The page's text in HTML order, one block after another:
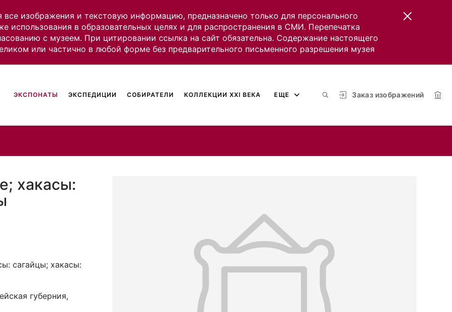
изображения и текстовую информацию, предназначено только для персонального
использования в образовательных целях и для распространения в СМИ. Перепечатка
с музеем. При цитировании ссылка на сайт обязательна. Содержание настоящего
или частично в любой форме без предварительного письменного разрешения музея
Заказ изображений
ЭКСПОНАТЫ ЭКСПЕДИЦИИ СОБИРАТЕЛИ КОЛЛЕКЦИИ XXI ВЕКА ЕЩЕ
хакасы:
сагайцы; хакасы:
губерния,